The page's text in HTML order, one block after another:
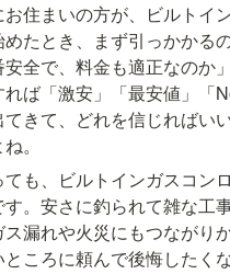
住まいの方が、ビルトイ
たとき、まず引っかかる
全で、料金も適正なのか
ば「激安」「最安値」「
きて、どれを信じればい
。
も、ビルトインガスコン
。安さに釣られて雑な工
漏れや火災にもつながり
ころに頼んで後悔したく